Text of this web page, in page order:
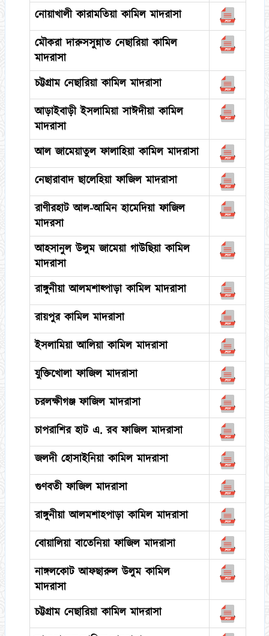
নোয়াখালী কারামতিয়া কামিল মাদরাসা
মৌকরা দারুসসুন্নাত নেছারিয়া কামিল
মাদরাসা
চট্টগ্রাম নেছারিয়া কামিল মাদরাসা
আড়াইবাড়ী ইসলামিয়া সাঈদীয়া কামিল
মাদরাসা
আল জামেয়াতুল ফালাহিয়া কামিল মাদরাসা
নেছারাবাদ ছালেহিয়া ফাজিল মাদরাসা
রাণীরহাট আল-আমিন হামেদিয়া ফাজিল
মাদরসা
আহসানুল উলুম জামেয়া গাউছিয়া কামিল
মাদরাসা
রাঙ্গুনীয়া আলমশাহ্পাড়া কামিল মাদরাসা
রায়পুর কামিল মাদরাসা
ইসলামিয়া আলিয়া কামিল মাদরাসা
যুক্তিখোলা ফাজিল মাদরাসা
চরলক্ষীগঞ্জ ফাজিল মাদরাসা
চাপরাশির হাট এ. রব ফাজিল মাদরাসা
জলদী হোসাইনিয়া কামিল মাদরাসা
গুণবতী ফাজিল মাদরাসা
রাঙ্গুনীয়া আলমশাহপাড়া কামিল মাদরাসা
বোয়ালিয়া বাতেনিয়া ফাজিল মাদরাসা
নাঙ্গলকোট আফছারুল উলুম কামিল
মাদরাসা
চট্টগ্রাম নেছারিয়া কামিল মাদরাসা